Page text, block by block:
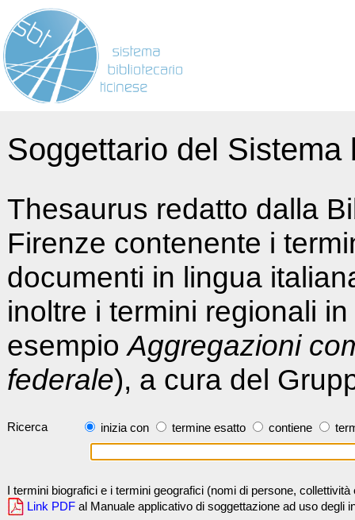
Soggettario del
Thesaurus redatto dalla
Firenze contenente i
documenti in lingua
inoltre i termini regionali
esempioAggregazioni
federale), a cura del
Ricerca inizia con termine esatto contiene
I termini biografici e i termini geografici (nomi di persone,
Link PDF al Manuale applicativo di soggettazione ad uso degli